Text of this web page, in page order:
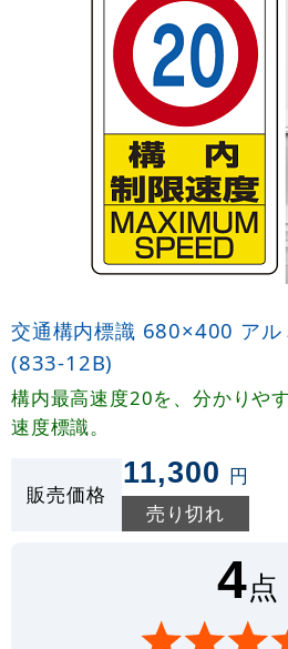
交通構内標識 680×400 アル
(833-12B)
構内最高速度20を、分かりや
速度標識。
販売価格
11,300 円
売り切れ
4点